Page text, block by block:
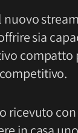
nuovo
sia
ricevuto con